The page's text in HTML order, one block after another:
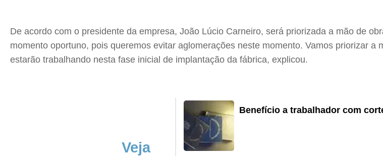
De acordo com o presidente da empresa, João Lúcio Carneiro, será priorizada a mão de
momento oportuno, pois queremos evitar aglomerações neste momento. Vamos priorizar
estarão trabalhando nesta fase inicial de implantação da fábrica, explicou.
Veja
Benefício a trabalhador com